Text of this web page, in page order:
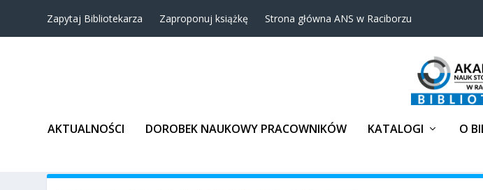
Zapytaj Bibliotekarza Zaproponuj książkę Strona główna ANS w Raciborzu
AKTUALNOŚCI DOROBEK NAUKOWY PRACOWNIKÓW KATALOGI O